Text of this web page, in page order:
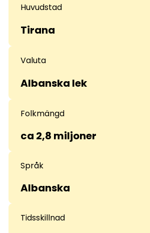
Huvudstad
Tirana
Valuta
Albanska lek
Folkmängd
ca 2,8 miljoner
Språk
Albanska
Tidsskillnad